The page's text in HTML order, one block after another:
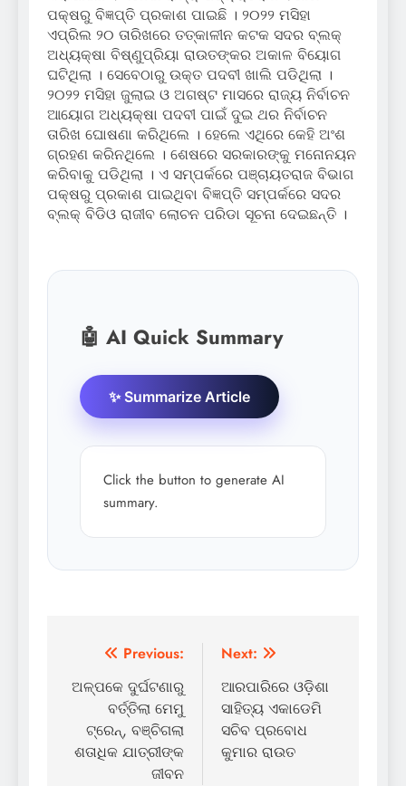
ପକ୍ଷରୁ ବିଜ୍ଞପ୍ତି ପ୍ରକାଶ ପାଇଛି । ୨୦୨୨ ମସିହା
ଏପ୍ରିଲ ୨୦ ତାରିଖରେ ତତ୍‌କାଳୀନ କଟକ ସଦର ବ୍ଲକ୍
ଅଧ୍ୟକ୍ଷା ବିଷ୍ଣୁପ୍ରିୟା ରାଉତଙ୍କର ଅକାଳ ବିୟୋଗ
ଘଟିଥିଲା । ସେବେଠାରୁ ଉକ୍ତ ପଦବୀ ଖାଲି ପଡିଥିଲା ।
୨୦୨୨ ମସିହା ଜୁଲାଇ ଓ ଅଗଷ୍ଟ ମାସରେ ରାଜ୍ୟ ନିର୍ବାଚନ
ଆୟୋଗ ଅଧ୍ୟକ୍ଷା ପଦବୀ ପାଇଁ ଦୁଇ ଥର ନିର୍ବାଚନ
ତାରିଖ ଘୋଷଣା କରିଥିଲେ । ହେଲେ ଏଥିରେ କେହି ଅଂଶ
ଗ୍ରହଣ କରିନଥିଲେ । ଶେଷରେ ସରକାରଙ୍କୁ ମନୋନୟନ
କରିବାକୁ ପଡିଥିଲା । ଏ ସମ୍ପର୍କରେ ପଞ୍ଚାୟତରାଜ ବିଭାଗ
ପକ୍ଷରୁ ପ୍ରକାଶ ପାଇଥିବା ବିଜ୍ଞପ୍ତି ସମ୍ପର୍କରେ ସଦର
ବ୍ଲକ୍ ବିଡିଓ ରାଜୀବ ଲୋଚନ ପରିଡା ସୂଚନା ଦେଇଛନ୍ତି ।
🤖 AI Quick Summary
✨ Summarize Article
Click the button to generate AI
summary.
Post
navigation
Previous:
ଅଳ୍ପକେ ଦୁର୍ଘଟଣାରୁ
ବର୍ତ୍ତିଲା ମେମୁ
ଟ୍ରେନ୍‌, ବଞ୍ଚିଗଲା
ଶତାଧିକ ଯାତ୍ରୀଙ୍କ
ଜୀବନ
Next:
ଆରପାରିରେ ଓଡ଼ିଶା
ସାହିତ୍ୟ ଏକାଡେମି
ସଚିବ ପ୍ରବୋଧ
କୁମାର ରାଉତ